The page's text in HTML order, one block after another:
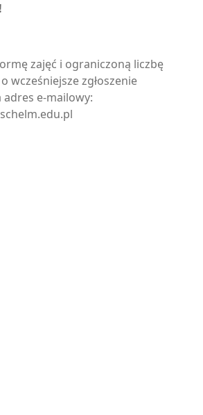
zajęć i ograniczoną liczbę
wcześniejsze zgłoszenie
e-mailowy: